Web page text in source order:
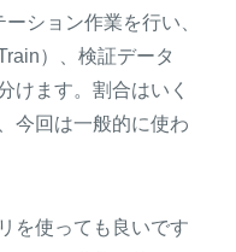
ション作業を行い、
）、検証データ
けます。割合はいく
今回は一般的に使わ
を使っても良いです